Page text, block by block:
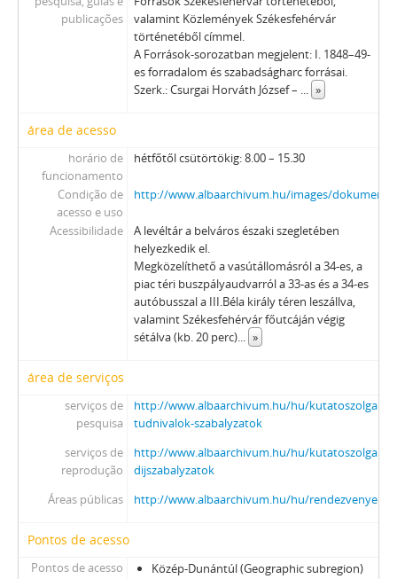
publicações
valamint Közlemények Székesfehérvár
történetéből címmel.
A Források-sorozatban megjelent: I. 1848–49-
es forradalom és szabadságharc forrásai.
Szerk.: Csurgai Horváth József – ... »
área de acesso
horário de
funcionamento
hétfőtől csütörtökig: 8.00 – 15.30
Condição de
acesso e uso
http://www.albaarchivum.hu/images/
Acessibilidade
A levéltár a belváros északi szegletében
helyezkedik el.
Megközelíthető a vasútállomásról a 34-es, a
piac téri buszpályaudvarról a 33-as és a 34-es
autóbusszal a III.Béla király téren leszállva,
valamint Székesfehérvár főutcáján végig
sétálva (kb. 20 perc)... »
área de serviços
serviços de
pesquisa
http://www.albaarchivum.hu/hu/
tudnivalok-szabalyzatok
serviços de
reprodução
http://www.albaarchivum.hu/hu/kutatoszolgalat/
dijszabalyzatok
Áreas públicas
http://www.albaarchivum.hu/hu/
Pontos de acesso
Pontos de acesso Közép-Dunántúl (Geographic subregion)